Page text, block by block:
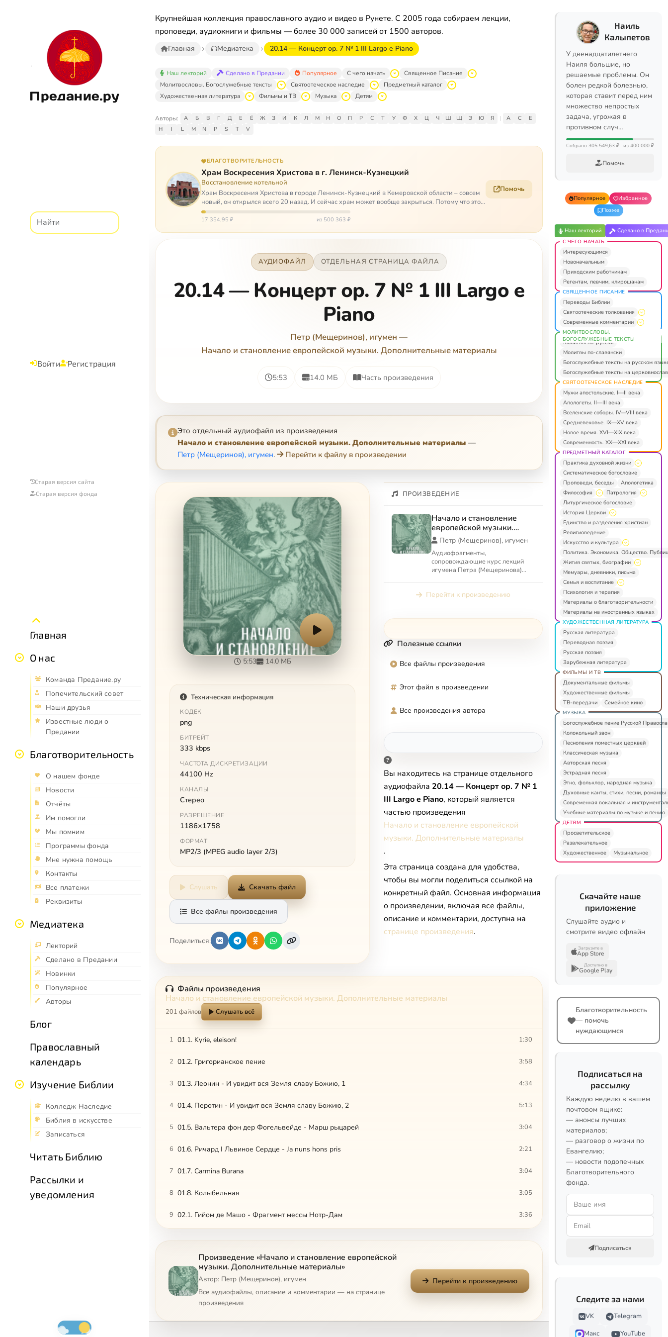
Предание.ру
Войти Регистрация
Старая версия сайта
Старая версия фонда
Главная
О нас
Команда Предание.ру
Попечительский совет
Наши друзья
Известные люди о
Предании
Благотворительность
О нашем фонде
Новости
Отчёты
Им помогли
Мы помним
Программы фонда
Мне нужна помощь
Контакты
Все платежи
Реквизиты
Медиатека
Лекторий
Сделано в Предании
Новинки
Популярное
Авторы
Блог
Православный
календарь
Изучение Библии
Колледж Наследие
Библия в искусстве
Записаться
Читать Библию
Рассылки и
уведомления
Крупнейшая коллекция православного аудио и видео в Рунете. С 2005 года собираем лекции,
проповеди, аудиокниги и фильмы — более 30 000 записей от 1500 авторов.
Главная Медиатека 20.14 — Концерт ор. 7 № 1 III Largo e Piano
Наш лекторий Сделано в Предании Популярное С чего начать
Священное Писание
Молитвословы. Богослужебные тексты
Святоотеческое наследие
Предметный каталог
Художественная литература
Фильмы и ТВ Музыка Детям
Авторы: А Б В Г Д Е Ё Ж З И К Л М Н О П Р С Т У Ф Х Ц Ч Ш Щ Э Ю Я | A C
E
H
I L M N P S T V
БЛАГОТВОРИТЕЛЬНОСТЬ
Храм Воскресения Христова в г. Ленинск-Кузнецкий
Восстановление котельной
Храм Воскресения Христова в городе Ленинск-Кузнецкий в Кемеровской области – совсем
новый, он открылся всего 20 назад. И сейчас храм может вообще закрыться. Потому что это
Сибирь,…
17 354,95 ₽ из 500 363 ₽
Помочь
АУДИОФАЙЛ ОТДЕЛЬНАЯ СТРАНИЦА ФАЙЛА
20.14 — Концерт ор. 7 № 1 III Largo e
Piano
Петр (Мещеринов), игумен —
Начало и становление европейской музыки. Дополнительные материалы
5:53 14.0 МБ Часть произведения
Это отдельный аудиофайл из произведения
Начало и становление европейской музыки. Дополнительные материалы —
Петр (Мещеринов), игумен. Перейти к файлу в произведении
5:53 14.0 МБ
Техническая информация
КОДЕК
png
БИТРЕЙТ
333 kbps
ЧАСТОТА ДИСКРЕТИЗАЦИИ
44100 Hz
КАНАЛЫ
Стерео
РАЗРЕШЕНИЕ
1186×1758
ФОРМАТ
MP2/3 (MPEG audio layer 2/3)
Слушать Скачать файл
Все файлы произведения
Поделиться:
ПРОИЗВЕДЕНИЕ
Начало и становление
европейской музыки.
Дополнительные
материалы
Петр (Мещеринов), игумен
Аудиофрагменты,
сопровождающие курс лекций
игумена Петра (Мещеринова)
Перейти к произведению
Полезные ссылки
Все файлы произведения
Этот файл в произведении
Все произведения автора
Вы находитесь на странице отдельного
аудиофайла 20.14 — Концерт ор. 7 № 1
III Largo e Piano, который является
частью произведения
Начало и становление европейской
музыки. Дополнительные материалы
.
Эта страница создана для удобства,
чтобы вы могли поделиться ссылкой на
конкретный файл. Основная информация
о произведении, включая все файлы,
описание и комментарии, доступна на
странице произведения.
Файлы произведения
Начало и становление европейской музыки. Дополнительные материалы
201 файлов Слушать всё
1 01.1. Kyrie, eleison! 1:30
2 01.2. Григорианское пение 3:58
3 01.3. Леонин - И увидит вся Земля славу Божию, 1 4:34
4 01.4. Перотин - И увидит вся Земля славу Божию, 2 5:13
5 01.5. Вальтера фон дер Фогельвейде - Марш рыцарей 3:04
6 01.6. Ричард I Львиное Сердце - Ja nuns hons pris 2:21
7 01.7. Carmina Burana 3:04
8 01.8. Колыбельная 3:05
9 02.1. Гийом де Машо - Фрагмент мессы Нотр-Дам 3:36
02.3. Окегем
12 02.4. Якоб Обрехт - Kyrie, eleison!
02.5. Жоскен Депре - Павана
14 02.6. Орландо ди Лассо - Плач святого апостола Петра 2:37
Произведение «Начало и становление европейской
музыки. Дополнительные материалы»
Автор: Петр (Мещеринов), игумен
Все аудиофайлы, описание и комментарии — на странице
произведения
Перейти к произведению
Наиль
Калыпетов
У двенадцатилетнего
Наиля большие, но
решаемые проблемы. Он
болен редкой болезнью,
которая ставит перед ним
множество непростых
задача, угрожая в
противном случ…
Собрано 305 549,63 ₽ из 400 000 ₽
Помочь
Популярное
Избранное
Позже
Наш лекторий Сделано в
С ЧЕГО НАЧАТЬ
Интересующимся
Новоначальным
Приходским работникам
Регентам, певчим, клирошанам
СВЯЩЕННОЕ ПИСАНИЕ
Переводы Библии
Святоотеческие толкования
Современные комментарии
МОЛИТВОСЛОВЫ.
БОГОСЛУЖЕБНЫЕ ТЕКСТЫ
Молитвы по-русски
Молитвы по-славянски
Богослужебные тексты на русском
Богослужебные тексты на
СВЯТООТЕЧЕСКОЕ НАСЛЕДИЕ
Мужи апостольские. I—II века
Апологеты. II—III века
Вселенские соборы. IV—VIII века
Средневековье. IX—XV века
Новое время. XVI—XIX века
Современность. XX—XXI века
ПРЕДМЕТНЫЙ КАТАЛОГ
Практика духовной жизни
Систематическое богословие
Проповеди, беседы
Апологетика
Философия
Патрология
Литургическое богословие
История Церкви
Единство и разделения христиан
Религиоведение
Искусство и культура
Политика. Экономика. Общество.
Жития святых, биографии
Мемуары, дневники, письма
Семья и воспитание
Психология и терапия
Материалы о благотворительности
Материалы на иностранных языках
ХУДОЖЕСТВЕННАЯ ЛИТЕРАТУРА
Русская литература
Переводная поэзия
Русская поэзия
Зарубежная литература
ФИЛЬМЫ И ТВ
Документальные фильмы
Художественные фильмы
ТВ-передачи
Семейное кино
МУЗЫКА
Богослужебное пение Русской
Колокольный звон
Песнопения поместных церквей
Классическая музыка
Авторская песня
Эстрадная песня
Этно, фольклор, народная музыка
Духовные канты, стихи, песни, романсы
Современная вокальная и
Учебные материалы по музыке и пению
ДЕТЯМ
Просветительское
Развлекательное
Художественное
Музыкальное
Скачайте наше
приложение
Слушайте аудио и
смотрите видео офлайн
Загрузите в
App Store
Доступно в
Google Play
Благотворительность
— помочь
нуждающимся
Подписаться на
рассылку
Каждую неделю в вашем
почтовом ящике:
— анонсы лучших
материалов;
— разговор о жизни по
Евангелию;
— новости подопечных
Благотворительного
фонда.
Подписаться
Следите за нами
VK
Telegram
Макс
YouTube